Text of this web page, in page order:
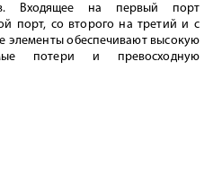
Входящее на первый порт
порт, со второго на третий и с
элементы обеспечивают высокую
потери и превосходную